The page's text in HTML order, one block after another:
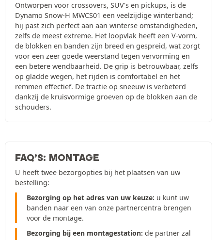
Ontworpen voor crossovers, SUV's en pickups, is de
Dynamo Snow-H MWCS01 een veelzijdige winterband;
hij past zich perfect aan aan winterse omstandigheden,
zelfs de meest extreme. Het loopvlak heeft een V-vorm,
de blokken en banden zijn breed en gespreid, wat zorgt
voor een zeer goede weerstand tegen vervorming en
een betere wendbaarheid. De grip is betrouwbaar, zelfs
op gladde wegen, het rijden is comfortabel en het
remmen effectief. De tractie op sneeuw is verbeterd
dankzij de kruisvormige groeven op de blokken aan de
schouders.
FAQ’S: MONTAGE
U heeft twee bezorgopties bij het plaatsen van uw
bestelling:
Bezorging op het adres van uw keuze: u kunt uw
banden naar een van onze partnercentra brengen
voor de montage.
Bezorging bij een montagestation: de partner zal